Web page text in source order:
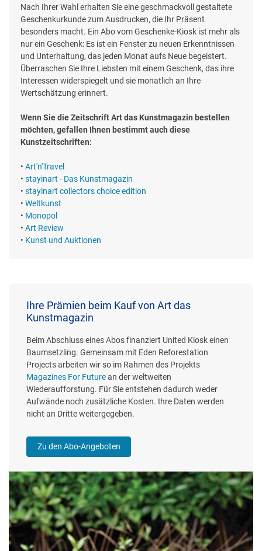
Nach Ihrer Wahl erhalten Sie eine geschmackvoll gestaltete
Geschenkurkunde zum Ausdrucken, die Ihr Präsent
besonders macht. Ein Abo vom Geschenke-Kiosk ist mehr als
nur ein Geschenk: Es ist ein Fenster zu neuen Erkenntnissen
und Unterhaltung, das jeden Monat aufs Neue begeistert.
Überraschen Sie Ihre Liebsten mit einem Geschenk, das ihre
Interessen widerspiegelt und sie monatlich an Ihre
Wertschätzung erinnert.
Wenn Sie die Zeitschrift Art das Kunstmagazin bestellen
möchten, gefallen Ihnen bestimmt auch diese
Kunstzeitschriften:
• Art'n'Travel
• stayinart - Das Kunstmagazin
• stayinart collectors choice edition
• Weltkunst
• Monopol
• Art Review
• Kunst und Auktionen
Ihre Prämien beim Kauf von Art das
Kunstmagazin
Beim Abschluss eines Abos finanziert United Kiosk einen
Baumsetzling. Gemeinsam mit Eden Reforestation
Projects arbeiten wir so im Rahmen des Projekts
Magazines For Futurean der weltweiten
Wiederaufforstung. Für Sie entstehen dadurch weder
Aufwände noch zusätzliche Kosten. Ihre Daten werden
nicht an Dritte weitergegeben.
Zu den Abo-Angeboten